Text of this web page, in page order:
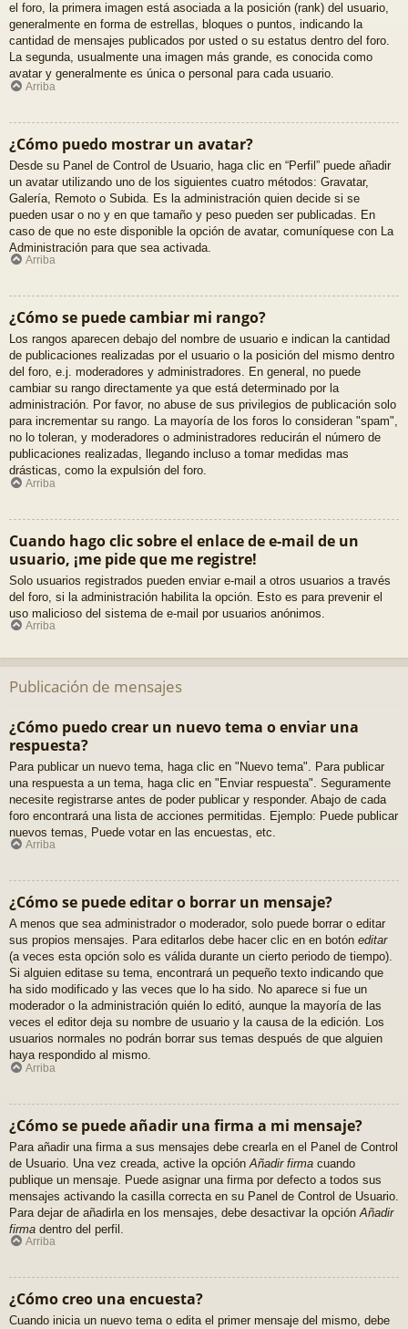
el foro, la primera imagen está asociada a la posición (rank) del usuario,
generalmente en forma de estrellas, bloques o puntos, indicando la
cantidad de mensajes publicados por usted o su estatus dentro del foro.
La segunda, usualmente una imagen más grande, es conocida como
avatar y generalmente es única o personal para cada usuario.
Arriba
¿Cómo puedo mostrar un avatar?
Desde su Panel de Control de Usuario, haga clic en “Perfil” puede añadir
un avatar utilizando uno de los siguientes cuatro métodos: Gravatar,
Galería, Remoto o Subida. Es la administración quien decide si se
pueden usar o no y en que tamaño y peso pueden ser publicadas. En
caso de que no este disponible la opción de avatar, comuníquese con La
Administración para que sea activada.
Arriba
¿Cómo se puede cambiar mi rango?
Los rangos aparecen debajo del nombre de usuario e indican la cantidad
de publicaciones realizadas por el usuario o la posición del mismo dentro
del foro, e.j. moderadores y administradores. En general, no puede
cambiar su rango directamente ya que está determinado por la
administración. Por favor, no abuse de sus privilegios de publicación solo
para incrementar su rango. La mayoría de los foros lo consideran "spam",
no lo toleran, y moderadores o administradores reducirán el número de
publicaciones realizadas, llegando incluso a tomar medidas mas
drásticas, como la expulsión del foro.
Arriba
Cuando hago clic sobre el enlace de e-mail de un
usuario, ¡me pide que me registre!
Solo usuarios registrados pueden enviar e-mail a otros usuarios a través
del foro, si la administración habilita la opción. Esto es para prevenir el
uso malicioso del sistema de e-mail por usuarios anónimos.
Arriba
Publicación de mensajes
¿Cómo puedo crear un nuevo tema o enviar una
respuesta?
Para publicar un nuevo tema, haga clic en "Nuevo tema". Para publicar
una respuesta a un tema, haga clic en "Enviar respuesta". Seguramente
necesite registrarse antes de poder publicar y responder. Abajo de cada
foro encontrará una lista de acciones permitidas. Ejemplo: Puede publicar
nuevos temas, Puede votar en las encuestas, etc.
Arriba
¿Cómo se puede editar o borrar un mensaje?
A menos que sea administrador o moderador, solo puede borrar o editar
sus propios mensajes. Para editarlos debe hacer clic en en botón editar
(a veces esta opción solo es válida durante un cierto periodo de tiempo).
Si alguien editase su tema, encontrará un pequeño texto indicando que
ha sido modificado y las veces que lo ha sido. No aparece si fue un
moderador o la administración quién lo editó, aunque la mayoría de las
veces el editor deja su nombre de usuario y la causa de la edición. Los
usuarios normales no podrán borrar sus temas después de que alguien
haya respondido al mismo.
Arriba
¿Cómo se puede añadir una firma a mi mensaje?
Para añadir una firma a sus mensajes debe crearla en el Panel de Control
de Usuario. Una vez creada, active la opción Añadir firma cuando
publique un mensaje. Puede asignar una firma por defecto a todos sus
mensajes activando la casilla correcta en su Panel de Control de Usuario.
Para dejar de añadirla en los mensajes, debe desactivar la opción Añadir
firma dentro del perfil.
Arriba
¿Cómo creo una encuesta?
Cuando inicia un nuevo tema o edita el primer mensaje del mismo, debe